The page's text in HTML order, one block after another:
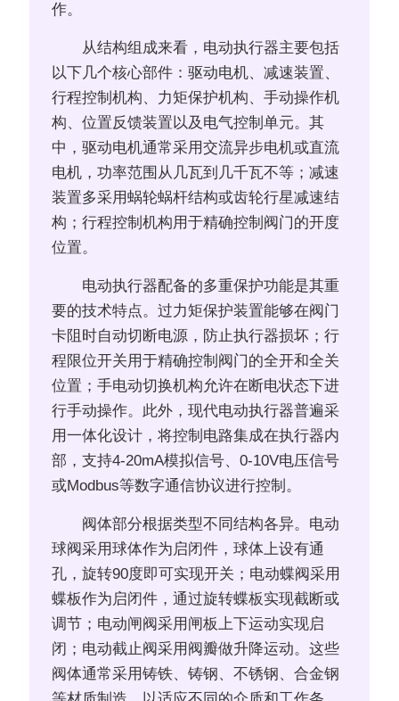
作。
从结构组成来看，电动执行器主要包括
以下几个核心部件：驱动电机、减速装置、
行程控制机构、力矩保护机构、手动操作机
构、位置反馈装置以及电气控制单元。其
中，驱动电机通常采用交流异步电机或直流
电机，功率范围从几瓦到几千瓦不等；减速
装置多采用蜗轮蜗杆结构或齿轮行星减速结
构；行程控制机构用于精确控制阀门的开度
位置。
电动执行器配备的多重保护功能是其重
要的技术特点。过力矩保护装置能够在阀门
卡阻时自动切断电源，防止执行器损坏；行
程限位开关用于精确控制阀门的全开和全关
位置；手电动切换机构允许在断电状态下进
行手动操作。此外，现代电动执行器普遍采
用一体化设计，将控制电路集成在执行器内
部，支持4-20mA模拟信号、0-10V电压信号
或Modbus等数字通信协议进行控制。
阀体部分根据类型不同结构各异。电动
球阀采用球体作为启闭件，球体上设有通
孔，旋转90度即可实现开关；电动蝶阀采用
蝶板作为启闭件，通过旋转蝶板实现截断或
调节；电动闸阀采用闸板上下运动实现启
闭；电动截止阀采用阀瓣做升降运动。这些
阀体通常采用铸铁、铸钢、不锈钢、合金钢